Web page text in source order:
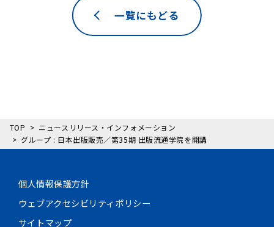
一覧にもどる
TOP
ニュースリリース・インフォメーション
グループ : 日本出版販売／第35期 出版流通学院を開講
個人情報保護方針
ウェブアクセシビリティポリシー
サイトマップ